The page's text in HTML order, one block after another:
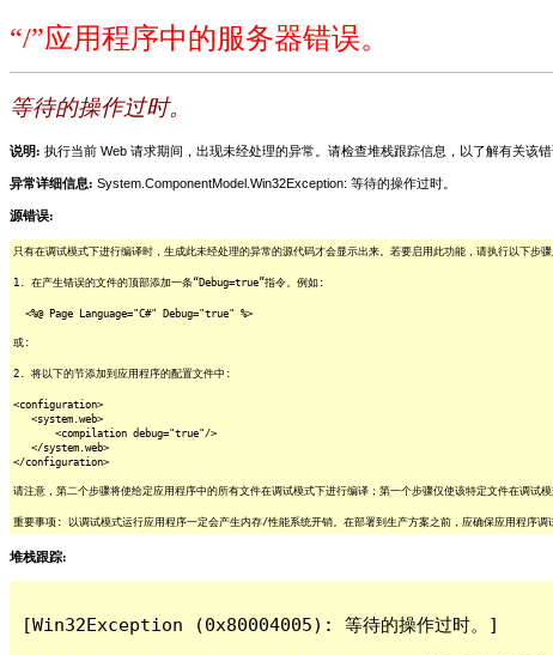
“/”应用程序中的服务器错误。
等待的操作过时。
说明: 执行当前 Web 请求期间，出现未经处理的异常。请检查堆栈跟踪信息，以了解有关该
异常详细信息: System.ComponentModel.Win32Exception: 等待的操作过时。
源错误:
只有在调试模式下进行编译时，生成此未经处理的异常的源代码才会显示出来。若要启用此功能，请执行以下步
1. 在产生错误的文件的顶部添加一条“Debug=true”指令。例如:
<%@ Page Language="C#" Debug="true" %>
或:
2. 将以下的节添加到应用程序的配置文件中:
<configuration>
<system.web>
<compilation debug="true"/>
</system.web>
</configuration>
请注意，第二个步骤将使给定应用程序中的所有文件在调试模式下进行编译；第一个步骤仅使该特定文件在调试模
重要事项: 以调试模式运行应用程序一定会产生内存/性能系统开销。在部署到生产方案之前，应确保应用程序调
堆栈跟踪:
[Win32Exception (0x80004005): 等待的操作过时。]